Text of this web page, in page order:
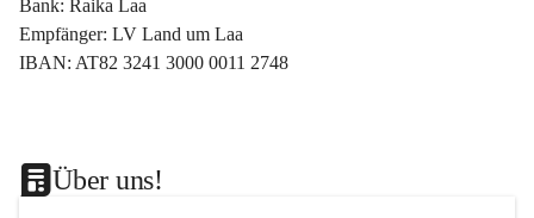
Bank: Raika Laa
Empfänger: LV Land um Laa
IBAN: AT82 3241 3000 0011 2748
Über uns!